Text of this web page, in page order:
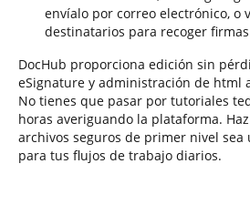
envíalo por correo electrónico, o
destinatarios para recoger
DocHub proporciona edición sin
eSignature y administración de html
No tienes que pasar por tutoriales
horas averiguando la plataforma.
archivos seguros de primer nivel
para tus flujos de trabajo diarios.